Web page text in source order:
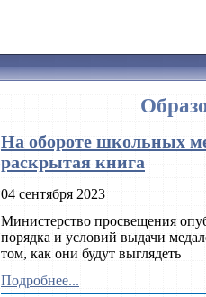
На обороте школьных
раскрытая книга
04 сентября 2023
Министерство просвещения
порядка и условий выдачи
том, как они будут выглядеть
Подробнее...